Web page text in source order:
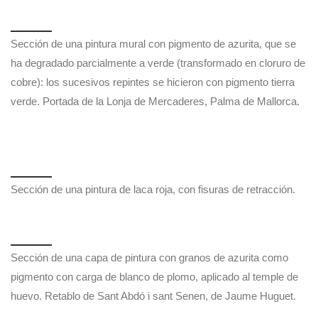
ha degradado parcialmente a verde (transformado en cloruro de
cobre): los sucesivos repintes se hicieron con pigmento tierra
verde. Portada de la Lonja de Mercaderes, Palma de Mallorca.